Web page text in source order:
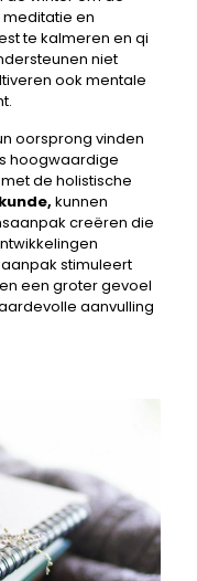
en
te kalmeren en qi
niet
ook mentale
oorsprong vinden
hoogwaardige
de holistische
kunnen
creëren die
stimuleert
een groter gevoel
aanvulling